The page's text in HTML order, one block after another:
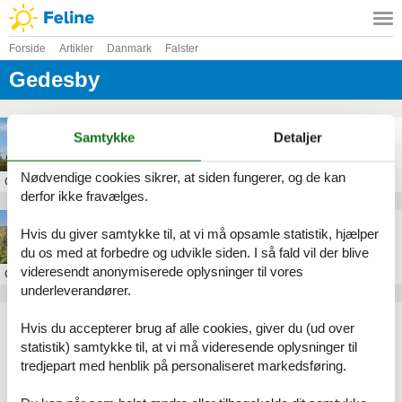
Forside Artikler Danmark Falster
Gedesby
Sommerhus i Gedesby
OmGedesby
sommerhus gedesby strand
OmGedesby
Alle
Sommerhus
Inspiration
Samtykke Detaljer
Nødvendige cookies sikrer, at siden fungerer, og de kan
derfor ikke fravælges.
Hvis du giver samtykke til, at vi må opsamle statistik, hjælper
du os med at forbedre og udvikle siden. I så fald vil der blive
videresendt anonymiserede oplysninger til vores
underleverandører.
Hvis du accepterer brug af alle cookies, giver du (ud over
statistik) samtykke til, at vi må videresende oplysninger til
tredjepart med henblik på personaliseret markedsføring.